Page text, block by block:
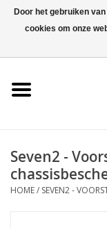
Info
Seven2 -
HOME/ SEVEN2 -
Door het gebruiken
cookies om onze